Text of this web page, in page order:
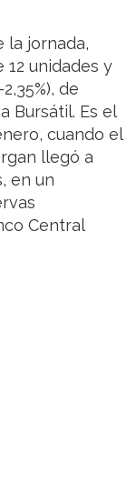
la jornada,
unidades y
de
Bursátil. Es el
cuando el
llegó a
en un
Central